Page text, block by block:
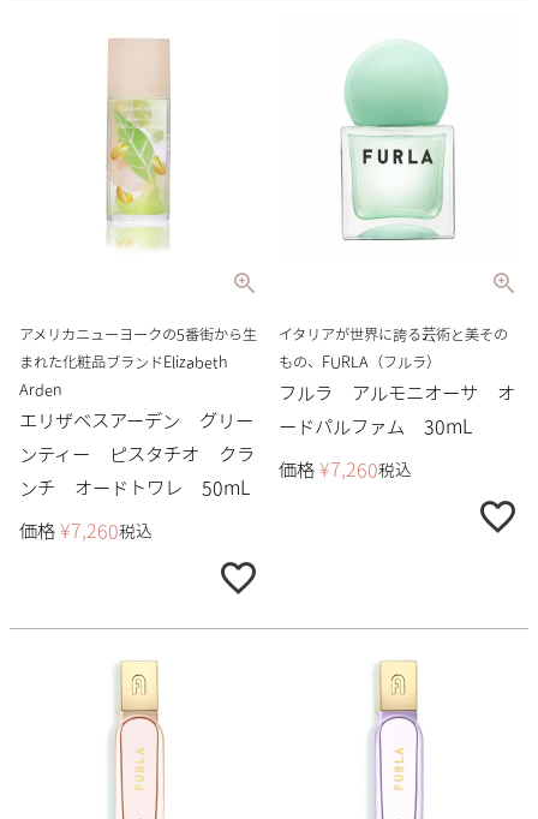
アメリカニューヨークの5番街から生
まれた化粧品ブランドElizabeth
Arden
エリザベスアーデン グリー
ンティー ピスタチオ クラ
ンチ オードトワレ 50mL
価格 ¥7,260税込
イタリアが世界に誇る芸術と美その
もの、FURLA（フルラ）
フルラ アルモニオーサ オ
ードパルファム 30mL
価格 ¥7,260税込